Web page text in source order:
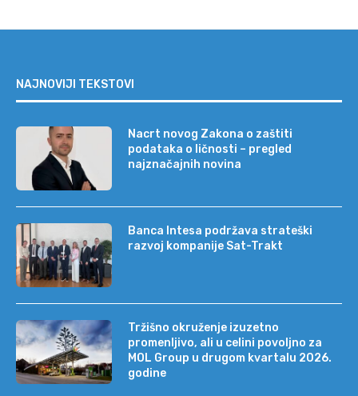
NAJNOVIJI TEKSTOVI
Nacrt novog Zakona o zaštiti
podataka o ličnosti – pregled
najznačajnih novina
Banca Intesa podržava strateški
razvoj kompanije Sat-Trakt
Tržišno okruženje izuzetno
promenljivo, ali u celini povoljno za
MOL Group u drugom kvartalu 2026.
godine